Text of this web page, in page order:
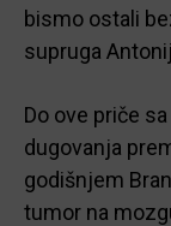
bismo ostali
supruga
Do ove priče
dugovanja
godišnjem
tumor na